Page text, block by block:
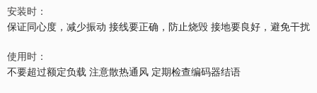
安装时：
保证同心度，减少振动 接线要正确，防止烧毁 接地要良好，避免干扰
使用时：
不要超过额定负载 注意散热通风 定期检查编码器结语